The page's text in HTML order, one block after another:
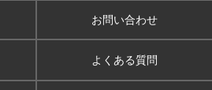
お問い合わせ
よくある質問